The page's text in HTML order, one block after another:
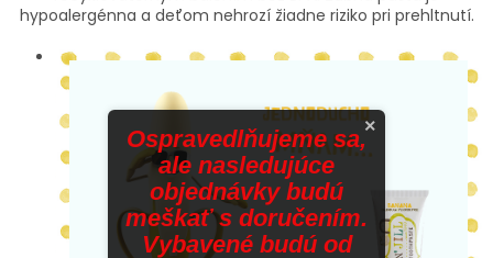
hypoalergénna a deťom nehrozí žiadne riziko pri prehltnutí.
×
Ospravedlňujeme sa,
ale nasledujúce
objednávky budú
meškať s doručením.
Vybavené budú od